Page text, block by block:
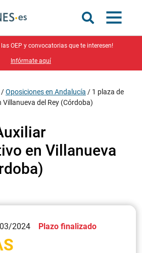
OEP y convocatorias que te interesen!
Infórmate aquí
/Oposiciones en Andalucía / 1 plaza de
del Rey (Córdoba)
en Villanueva
2024 Plazo finalizado